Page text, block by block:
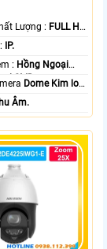
Lượng : FULL HD
🤖️ Công Nghệ : IP.
❃ Nhìn Ban Đêm : Hồng Ngoại
SMD.Dome Kim loại
Âm.